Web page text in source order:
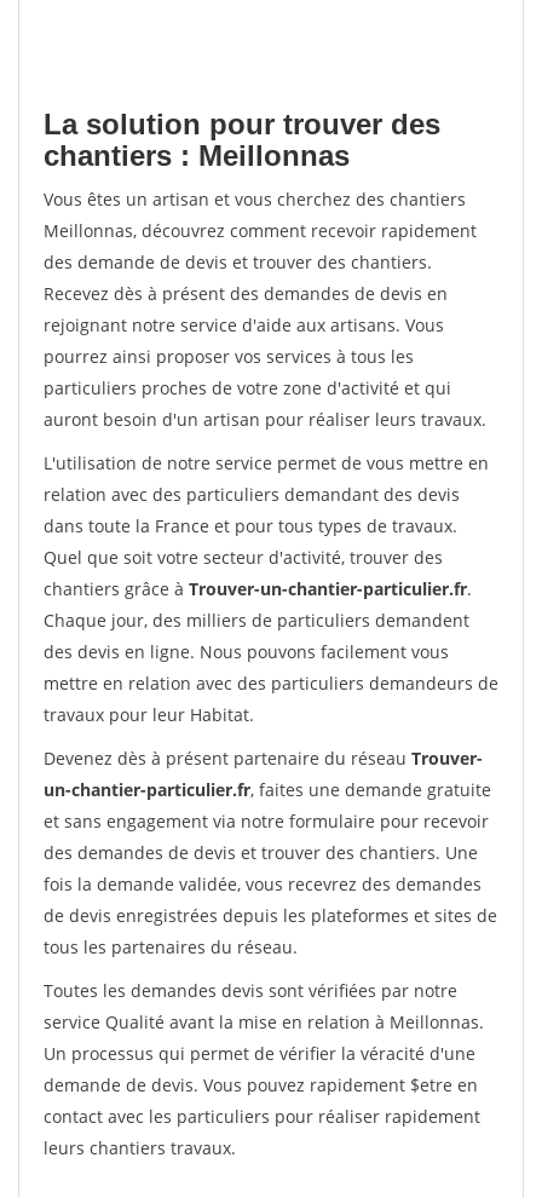
La solution pour trouver des
chantiers : Meillonnas
Vous êtes un artisan et vous cherchez des chantiers
Meillonnas, découvrez comment recevoir rapidement
des demande de devis et trouver des chantiers.
Recevez dès à présent des demandes de devis en
rejoignant notre service d'aide aux artisans. Vous
pourrez ainsi proposer vos services à tous les
particuliers proches de votre zone d'activité et qui
auront besoin d'un artisan pour réaliser leurs travaux.
L'utilisation de notre service permet de vous mettre en
relation avec des particuliers demandant des devis
dans toute la France et pour tous types de travaux.
Quel que soit votre secteur d'activité, trouver des
chantiers grâce à Trouver-un-chantier-particulier.fr.
Chaque jour, des milliers de particuliers demandent
des devis en ligne. Nous pouvons facilement vous
mettre en relation avec des particuliers demandeurs de
travaux pour leur Habitat.
Devenez dès à présent partenaire du réseau Trouver-
un-chantier-particulier.fr, faites une demande gratuite
et sans engagement via notre formulaire pour recevoir
des demandes de devis et trouver des chantiers. Une
fois la demande validée, vous recevrez des demandes
de devis enregistrées depuis les plateformes et sites de
tous les partenaires du réseau.
Toutes les demandes devis sont vérifiées par notre
service Qualité avant la mise en relation à Meillonnas.
Un processus qui permet de vérifier la véracité d'une
demande de devis. Vous pouvez rapidement $etre en
contact avec les particuliers pour réaliser rapidement
leurs chantiers travaux.